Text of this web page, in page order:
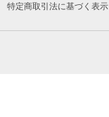
特定商取引法に基づく表示